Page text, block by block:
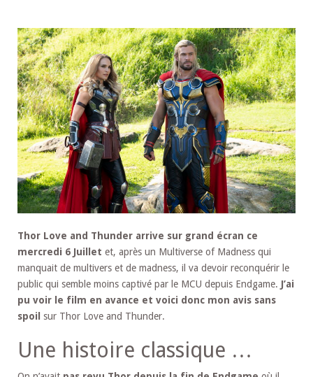
Thor Love and Thunder arrive sur grand écran ce
mercredi 6 Juillet et, après un Multiverse of Madness qui
manquait de multivers et de madness, il va devoir reconquérir le
public qui semble moins captivé par le MCU depuis Endgame. J’ai
pu voir le film en avance et voici donc mon avis sans
spoil
sur Thor Love and Thunder.
Une histoire classique …